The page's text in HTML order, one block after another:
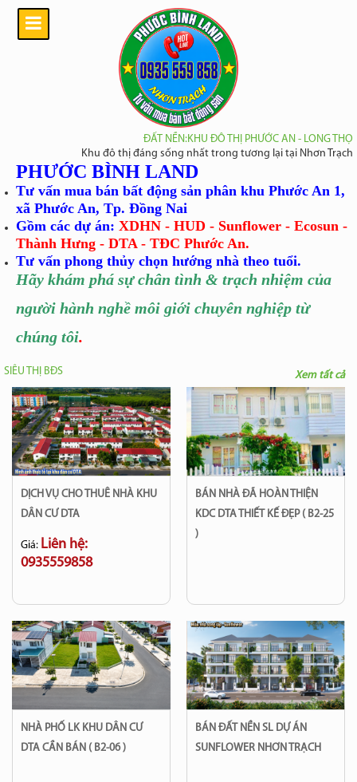
ĐẤT NỀN:KHU ĐÔ THỊ PHƯỚC AN - LONG THỌ
Khu đô thị đáng sống nhất trong tương lại tại Nhơn Trạch
PHƯỚC BÌNH LAND
Tư vấn mua bán bất động sản phân khu Phước An 1,
xã Phước An, Tp. Đồng Nai
Gồm các dự án: XDHN - HUD - Sunflower - Ecosun -
Thành Hưng - DTA - TĐC Phước An.
Tư vấn phong thủy chọn hướng nhà theo tuổi.
Hãy khám phá sự chân tình & trạch nhiệm của
người hành nghề môi giới chuyên nghiệp từ
chúng tôi.
SIÊU THỊ BĐS
DỊCH VỤ CHO THUÊ NHÀ KHU
DÂN CƯ DTA
Giá: Liên hệ:
0935559858
BÁN NHÀ ĐÃ HOÀN THIỆN
KDC DTA THIẾT KẾ ĐẸP ( B2-25
)
NHÀ PHỐ LK KHU DÂN CƯ
DTA CẦN BÁN ( B2-06 )
BÁN ĐẤT NỀN SL DỰ ÁN
SUNFLOWER NHƠN TRẠCH
Xem tất cả